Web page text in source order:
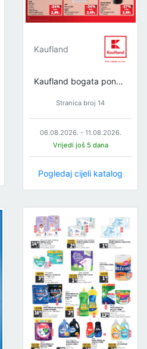
Kaufland
Kaufland bogata ponuda
Stranica broj 14
06.08.2026. - 11.08.2026.
Vrijedi još 5 dana
Pogledaj cijeli katalog